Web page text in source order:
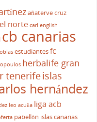
añaterve cruz
norte carl english
cb canarias
estudiantesfc
herbalife gran
tenerifeislas
hernández
leo acuña liga acb
pabellón islas canarias